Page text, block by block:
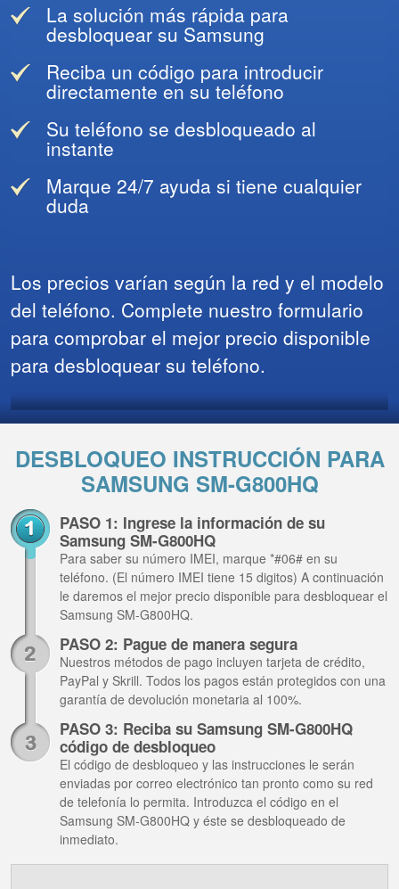
La solución más rápida para
desbloquear su Samsung
Reciba un código para introducir
directamente en su teléfono
Su teléfono se desbloqueado al
instante
Marque 24/7 ayuda si tiene cualquier
duda
Los precios varían según la red y el modelo
del teléfono. Complete nuestro formulario
para comprobar el mejor precio disponible
para desbloquear su teléfono.
DESBLOQUEO INSTRUCCIÓN PARA
SAMSUNG SM-G800HQ
PASO 1: Ingrese la información de su
Samsung SM-G800HQ
Para saber su número IMEI, marque *#06# en su
teléfono. (El número IMEI tiene 15 digitos) A continuación
le daremos el mejor precio disponible para desbloquear el
Samsung SM-G800HQ.
PASO 2: Pague de manera segura
Nuestros métodos de pago incluyen tarjeta de crédito,
PayPal y Skrill. Todos los pagos están protegidos con una
garantía de devolución monetaria al 100%.
PASO 3: Reciba su Samsung SM-G800HQ
código de desbloqueo
El código de desbloqueo y las instrucciones le serán
enviadas por correo electrónico tan pronto como su red
de telefonía lo permita. Introduzca el código en el
Samsung SM-G800HQ y éste se desbloqueado de
inmediato.